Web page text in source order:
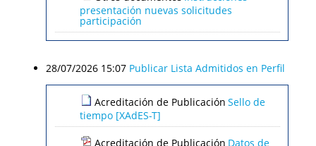
presentación nuevas solicitudes
participación
28/07/2026 15:07 Publicar Lista Admitidos en Perfil
Acreditación de Publicación Sello de
tiempo [XAdES-T]
Acreditación de Publicación Datos de